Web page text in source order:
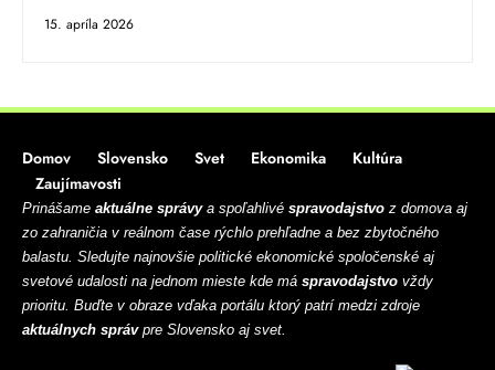
15. apríla 2026
Domov Slovensko Svet Ekonomika
Kultúra
Zaujímavosti
Prinášame aktuálne správya spoľahlivé spravodajstvo z domova aj
zo zahraničia v reálnom čase rýchlo prehľadne a bez zbytočného
balastu. Sledujte najnovšie politické ekonomické spoločenské aj
svetové udalosti na jednom mieste kde má spravodajstvo vždy
prioritu. Buďte v obraze vďaka portálu ktorý patrí medzi zdroje
aktuálnych správpre Slovensko aj svet.